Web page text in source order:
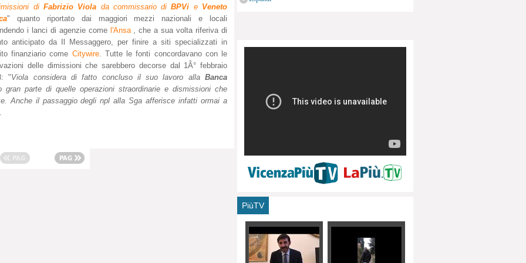
diFabrizio Viola da commissario di BPVi e Veneto
" quanto riportato dai maggiori mezzi nazionali e locali
i lanci di agenzie comel'Ansa, che a sua volta riferiva di
anticipato da Il Messaggero, per finire a siti specializzati in
finanziario come Citywire. Tutte le fonti concordavano con le
delle dimissioni che sarebbero decorse dal 1Â° febbraio
"Viola considera di fatto concluso il suo lavoro allaBanca
gran parte di quelle operazioni straordinarie e dismissioni che
Anche il passaggio degli npl alla Sga afferisce infatti ormai a
PiùTV